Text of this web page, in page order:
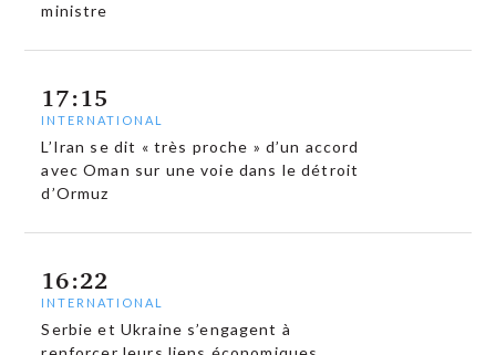
ministre
17:15
INTERNATIONAL
L’Iran se dit « très proche » d’un accord
avec Oman sur une voie dans le détroit
d’Ormuz
16:22
INTERNATIONAL
Serbie et Ukraine s’engagent à